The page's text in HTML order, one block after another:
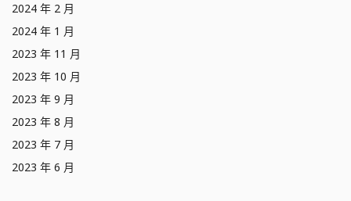
2024 年 2 月
2024 年 1 月
2023 年 11 月
2023 年 10 月
2023 年 9 月
2023 年 8 月
2023 年 7 月
2023 年 6 月